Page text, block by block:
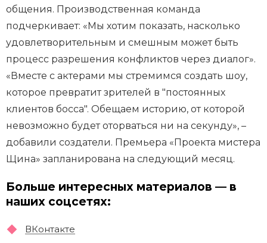
общения. Производственная команда
подчеркивает: «Мы хотим показать, насколько
удовлетворительным и смешным может быть
процесс разрешения конфликтов через диалог».
«Вместе с актерами мы стремимся создать шоу,
которое превратит зрителей в "постоянных
клиентов босса". Обещаем историю, от которой
невозможно будет оторваться ни на секунду», –
добавили создатели. Премьера «Проекта мистера
Щина» запланирована на следующий месяц.
Больше интересных материалов — в
наших соцсетях:
ВКонтакте